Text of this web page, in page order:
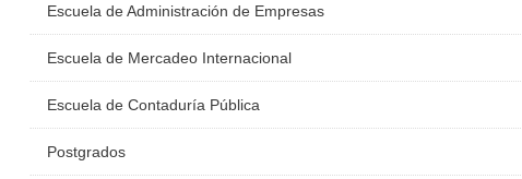
Escuela de Administración de Empresas
Escuela de Mercadeo Internacional
Escuela de Contaduría Pública
Postgrados